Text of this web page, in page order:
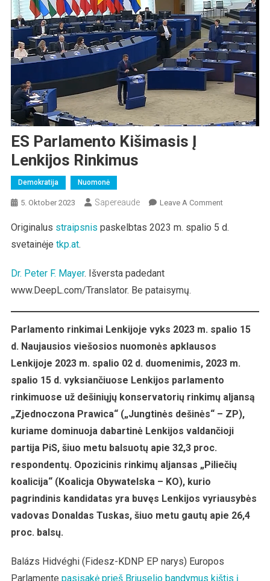
ES Parlamento Kišimasis Į
Lenkijos Rinkimus
Demokratija Nuomonė
5. Oktober 2023 Sapereaude Leave A CommentOn
Parlamento
Originalus straipsnis paskelbtas 2023 m. spalio 5 d.
svetainėje tkp.at.
Dr. Peter F. Mayer. Išversta padedant
www.DeepL.com/Translator. Be pataisymų.
Parlamento rinkimai Lenkijoje vyks 2023 m. spalio 15
d. Naujausios viešosios nuomonės apklausos
Lenkijoje 2023 m. spalio 02 d. duomenimis, 2023 m.
spalio 15 d. vyksiančiuose Lenkijos parlamento
rinkimuose už dešiniųjų konservatorių rinkimų aljansą
„Zjednoczona Prawica“ („Jungtinės dešinės“ – ZP),
kuriame dominuoja dabartinė Lenkijos valdančioji
partija PiS, šiuo metu balsuotų apie 32,3 proc.
respondentų. Opozicinis rinkimų aljansas „Piliečių
koalicija“ (Koalicja Obywatelska – KO), kurio
pagrindinis kandidatas yra buvęs Lenkijos vyriausybės
vadovas Donaldas Tuskas, šiuo metu gautų apie 26,4
proc. balsų.
Balázs Hidvéghi (Fidesz-KDNP EP narys) Europos
Parlamente pasisakė prieš Briuselio bandymus kištis į